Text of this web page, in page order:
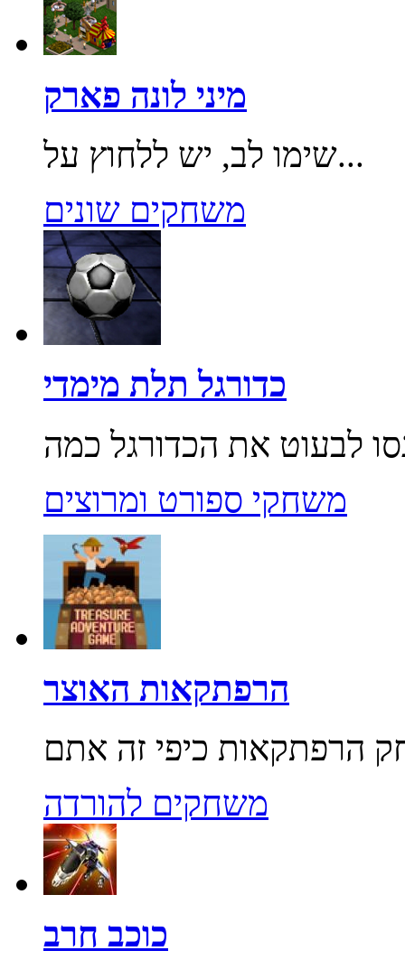
מיני לונה פארק
שימו לב, יש ללחוץ על...
משחקים שונים
כדורגל תלת מימדי
משחקי ספורט ומרוצים
הרפתקאות האוצר
משחקים להורדה
כוכב חרב